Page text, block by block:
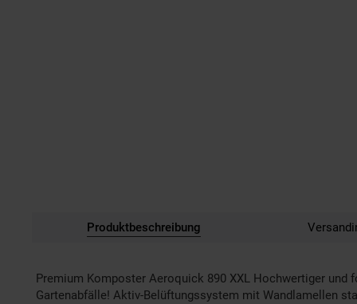
Produktbeschreibung
Premium Komposter Aeroquick 890 XXL Hochwertiger und
Gartenabfälle! Aktiv-Belüftungssystem mit Wandlamellen